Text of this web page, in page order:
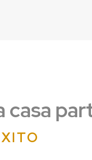
casa